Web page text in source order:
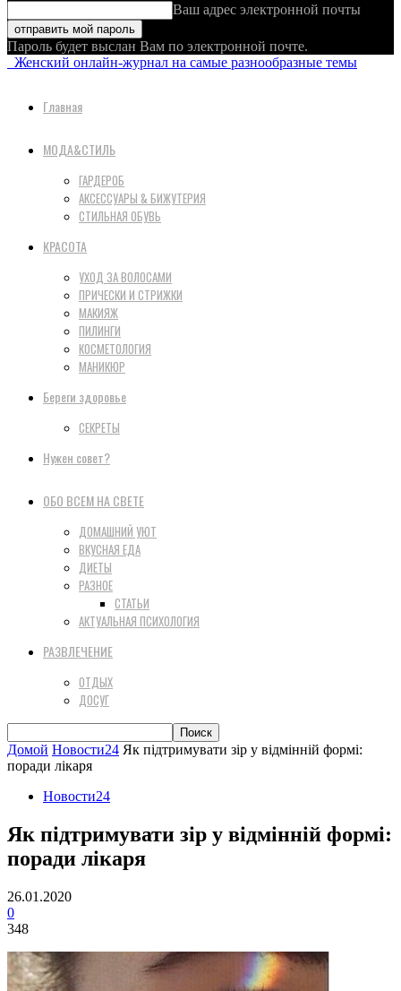
Ваш адрес электронной почты
Пароль будет выслан Вам по электронной почте.
Женский онлайн-журнал на самые разнообразные темы
Главная
МОДА&СТИЛЬ
ГАРДЕРОБ
АКСЕССУАРЫ & БИЖУТЕРИЯ
СТИЛЬНАЯ ОБУВЬ
КРАСОТА
УХОД ЗА ВОЛОСАМИ
ПРИЧЕСКИ И СТРИЖКИ
МАКИЯЖ
ПИЛИНГИ
КОСМЕТОЛОГИЯ
МАНИКЮР
Береги здоровье
СЕКРЕТЫ
Нужен совет?
ОБО ВСЕМ НА СВЕТЕ
ДОМАШНИЙ УЮТ
ВКУСНАЯ ЕДА
ДИЕТЫ
РАЗНОЕ
СТАТЬИ
АКТУАЛЬНАЯ ПСИХОЛОГИЯ
РАЗВЛЕЧЕНИЕ
ОТДЫХ
ДОСУГ
Домой Новости24 Як підтримувати зір у відмінній формі:
поради лікаря
Новости24
Як підтримувати зір у відмінній формі:
поради лікаря
26.01.2020
0
348